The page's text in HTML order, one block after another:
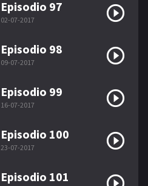
Episodio 97
02-07-2017
Episodio 98
09-07-2017
Episodio 99
16-07-2017
Episodio 100
23-07-2017
Episodio 101